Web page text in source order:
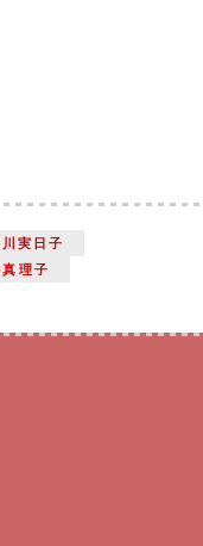
実日子
理子